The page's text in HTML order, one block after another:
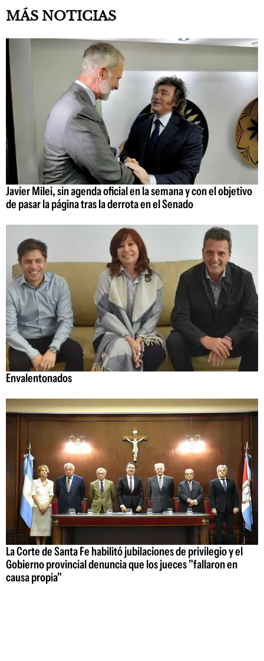
MÁS NOTICIAS
Javier Milei, sin agenda oficial en la semana y con el objetivo
de pasar la página tras la derrota en el Senado
Envalentonados
La Corte de Santa Fe habilitó jubilaciones de privilegio y el
Gobierno provincial denuncia que los jueces "fallaron en
causa propia"